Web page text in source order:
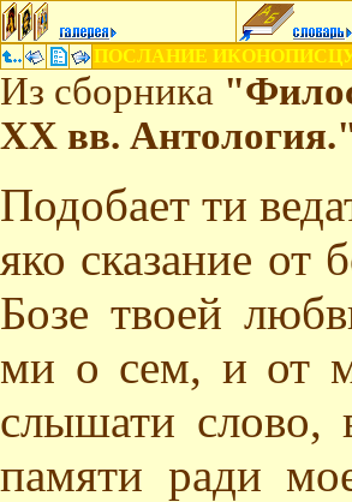
ПОСЛАНИЕ
Из сборника
XX вв.
Подобает ти
яко сказание от
Бозе твоей
ми о сем, и от
слышати слово,
памяти ради